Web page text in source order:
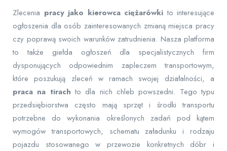
Zlecenia pracy jako kierowca ciężarówkito interesujące
ogłoszenia dla osób zainteresowanych zmianą miejsca pracy
czy poprawą swoich warunków zatrudnienia. Nasza platforma
to także giełda ogłoszeń dla specjalistycznych firm
dysponujących odpowiednim zapleczem transportowym,
które poszukują zleceń w ramach swojej działalności, a
praca na tirach to dla nich chleb powszedni. Tego typu
przedsiębiorstwa często mają sprzęt i środki transportu
potrzebne do wykonania określonych zadań pod kątem
wymogów transportowych, schematu załadunku i rodzaju
pojazdu stosowanego w przewozie konkretnych dóbr i